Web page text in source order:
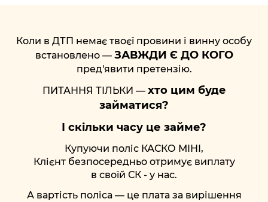
Коли в ДТП немає твоєї провини і винну особу
встановлено — ЗАВЖДИ Є ДО КОГО
пред'явити претензію.
ПИТАННЯ ТІЛЬКИ — хто цим буде
займатися?
І скільки часу це займе?
Купуючи поліс КАСКО МІНІ,
Клієнт безпосередньо отримує виплату
в своїй СК - у нас.
А вартість поліса — це плата за вирішення